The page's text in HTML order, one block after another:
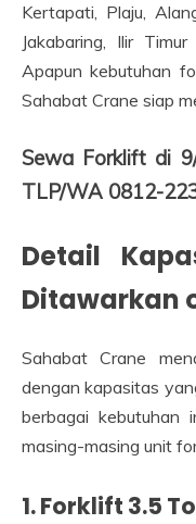
Kertapati, Plaju,
Jakabaring, Ilir
Apapun kebutuhan
Sahabat Crane siap
Sewa Forklift di
TLP/WA 0812-
Detail
Ditawarkan
Sahabat Crane
dengan kapasitas
berbagai kebutuhan
masing-masing unit
1.Forklift 3.5